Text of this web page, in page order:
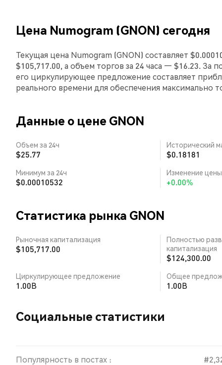
Цена Numogram (GNON) сегодня
Текущая цена Numogram (GNON) составляет
$105,717.00, а объем торгов за 24 часа — $16.23. За
его циркулирующее предложение составляет
реального времени для обеспечения
Данные о цене GNON
Объем за 24ч
$25.77
Исторический
$0.18181
Минимум за 24ч
$0.00010532
Изменение цены
+0.00%
Статистика рынка GNON
Рыночная капитализация
$105,717.00
Полностью
капитализация
$124,300.00
Циркулирующее предложение
1.00B
Общее
1.00B
Социальные статистики
Популярность в постах :